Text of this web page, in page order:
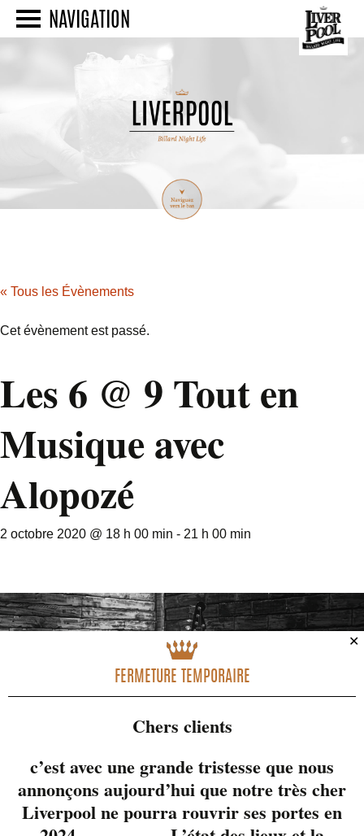
NAVIGATION
« Tous les Évènements
Cet évènement est passé.
Les 6 @ 9 Tout en
Musique avec
Alopozé
2 octobre 2020 @ 18 h 00 min - 21 h 00 min
✕
FERMETURE TEMPORAIRE
Chers clients
c’est avec une grande tristesse que nous
annonçons aujourd’hui que notre très cher
Liverpool ne pourra rouvrir ses portes en